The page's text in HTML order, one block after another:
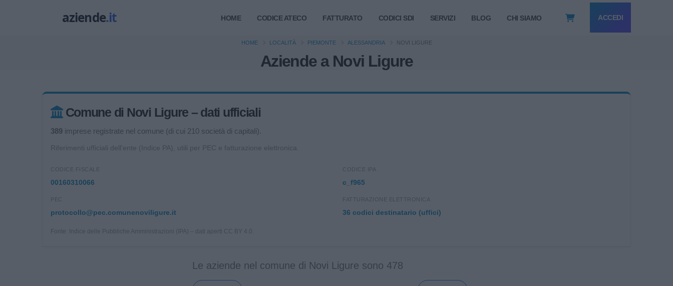
HOME CODICE ATECO FATTURATO CODICI SDI SERVIZI BLOG CHI SIAMO ACCEDI
Aziende a Novi Ligure
HOME LOCALITÀ PIEMONTE ALESSANDRIA NOVI LIGURE
Comune di Novi Ligure – dati ufficiali
389 imprese registrate nel comune (di cui 210 società di capitali).
Riferimenti ufficiali dell'ente (Indice PA), utili per PEC e fatturazione elettronica.
CODICE FISCALE
00160310066
CODICE IPA
c_f965
PEC
protocollo@pec.comunenoviligure.it
FATTURAZIONE ELETTRONICA
36 codici destinatario (uffici)
Fonte: Indice delle Pubbliche Amministrazioni (IPA) – dati aperti CC BY 4.0.
Le aziende nel comune di Novi Ligure sono 478